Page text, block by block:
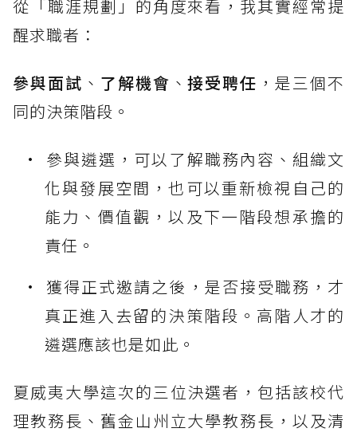
從「職涯規劃」的角度來看，我其實經常提
醒求職者：
參與面試 、 了解機會 、接受聘任 ，是三個不
同的決策階段。
參與遴選，可以了解職務內容、組織文
化與發展空間，也可以重新檢視自己的
能力、價值觀，以及下一階段想承擔的
責任。
獲得正式邀請之後，是否接受職務，才
真正進入去留的決策階段。高階人才的
遴選應該也是如此。
夏威夷大學這次的三位決選者，包括該校代
理教務長、舊金山州立大學教務長，以及清